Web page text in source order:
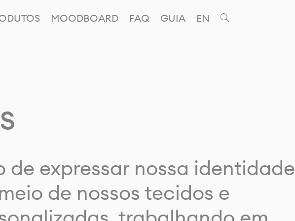
MOODBOARD FAQ GUIA EN
de expressar nossa identidade
de nossos tecidos e